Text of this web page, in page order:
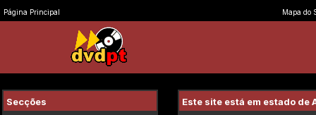
Página Principal Mapa do
Secções
Este site está em estado de